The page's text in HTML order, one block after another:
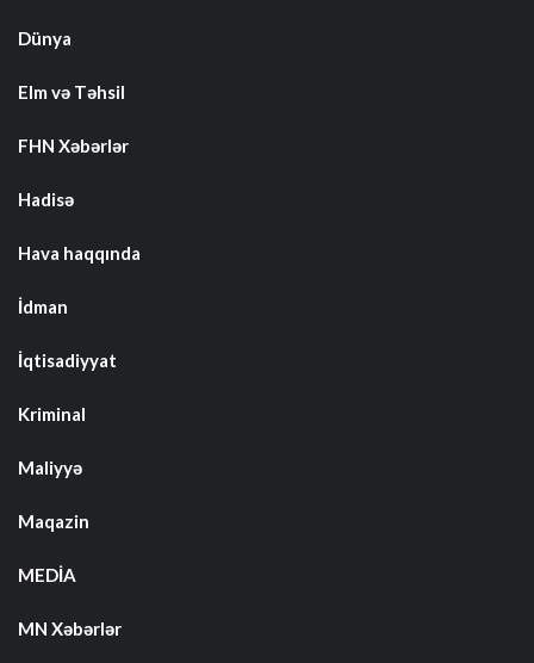
Dünya
Elm və Təhsil
FHN Xəbərlər
Hadisə
Hava haqqında
İdman
İqtisadiyyat
Kriminal
Maliyyə
Maqazin
MEDİA
MN Xəbərlər